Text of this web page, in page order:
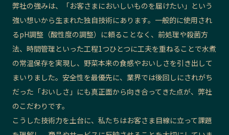
弊社の強みは、「お客さまにおいしいものを届けたい」という
強い想いから生まれた独自技術にあります。一般的に使用され
るpH調整（酸性度の調整） に頼ることなく、前処理や殺菌方
法、時間管理といった工程1つひとつに工夫を重ねることで水煮
の常温保存を実現し、野菜本来の食感やおいしさを引き出して
まいりました。安全性を最優先に、業界では後回しにされがち
だった「おいしさ」にも真正面から向き合ってきた点が、弊社
のこだわりです。
こうした技術力を土台に、私たちはお客さま目線に立って課題